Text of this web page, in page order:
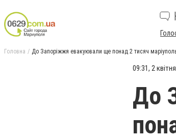
Головна До Запоріжжя евакуювали ще понад 2 тисяч
09:31, 2
До